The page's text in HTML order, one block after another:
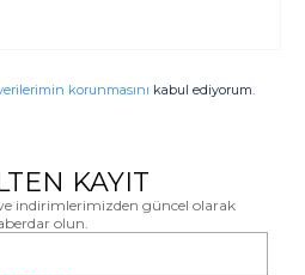
korunmasını kabul ediyorum.
KAYIT
indirimlerimizden güncel olarak
olun.